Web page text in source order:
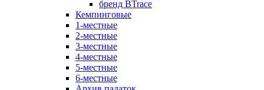
бренд BTrace
Кемпинговые
1-местные
2-местные
3-местные
4-местные
5-местные
6-местные